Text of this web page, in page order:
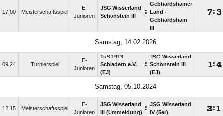
17:00 Meisterschaftsspiel
E-
Junioren
JSG Wisserland
Schönstein III
:
Gebhardshainer
Land -
Gebhardshain
: 
Samstag, 14.02.2026
09:24 Turnierspiel
E-
Junioren
TuS 1913
Schladern e.V.
(EJ)
:
JSG Wisserland
Schönstein III
(EJ)
:
Samstag, 05.10.2024
12:15 Meisterschaftsspiel
E-
Junioren
JSG Wisserland
III (Ummeldung) : JSG Wisserland
IV (5er)
: